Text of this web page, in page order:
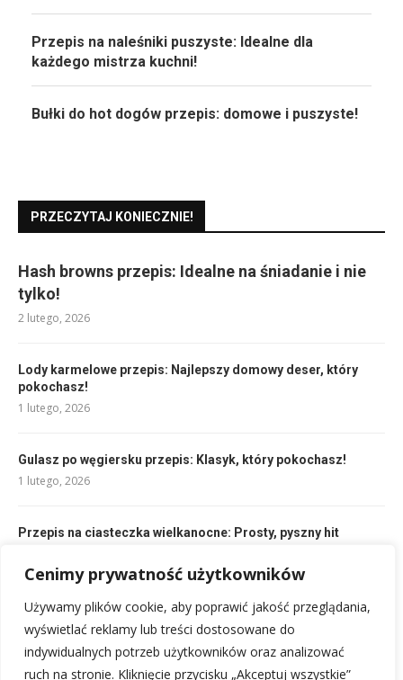
Cenimy prywatność użytkowników
Używamy plików cookie, aby poprawić jakość przeglądania,
wyświetlać reklamy lub treści dostosowane do
indywidualnych potrzeb użytkowników oraz analizować
ruch na stronie. Kliknięcie przycisku „Akceptuj wszystkie”
Przepis na naleśniki puszyste: Idealne dla
każdego mistrza kuchni!
Bułki do hot dogów przepis: domowe i puszyste!
PRZECZYTAJ KONIECZNIE!
Hash browns przepis: Idealne na śniadanie i nie
tylko!
2 lutego, 2026
Lody karmelowe przepis: Najlepszy domowy deser, który
pokochasz!
1 lutego, 2026
Gulasz po węgiersku przepis: Klasyk, który pokochasz!
1 lutego, 2026
Przepis na ciasteczka wielkanocne: Prosty, pyszny hit
1 lutego, 2026
Bakłażan przepis: Prosto i pysznie na talerzu!
4 lutego, 2026